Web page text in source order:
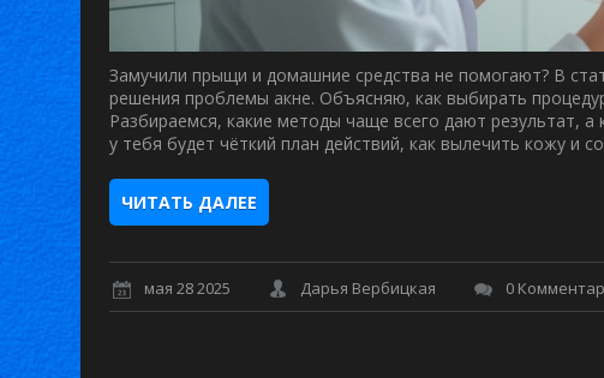
Замучили прыщи и домашние средства не помогают? В
решения проблемы акне. Объясняю, как выбирать
Разбираемся, какие методы чаще всего дают результат,
у тебя будет чёткий план действий, как вылечить кожу и
ЧИТАТЬ ДАЛЕЕ
мая 28 2025 Дарья Вербицкая 0